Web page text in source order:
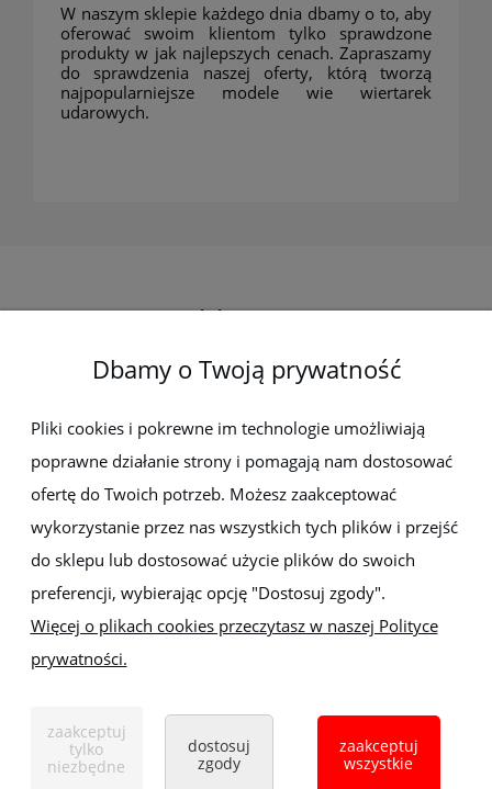
W naszym sklepie każdego dnia dbamy o to, aby
oferować swoim klientom tylko sprawdzone
produkty w jak najlepszych cenach. Zapraszamy
do sprawdzenia naszej oferty, którą tworzą
najpopularniejsze modele wie wiertarek
udarowych.
Elektro-met
Pomoc
Dostawa i płatności
Moje konto
Gwarancja i zwroty
O firmie
Handlowa 1, 35-103 Rzeszów
Tel:
+48 17 853 90 49 +48 668 191 214
Dbamy o Twoją prywatność
Pliki cookies i pokrewne im technologie umożliwiają
poprawne działanie strony i pomagają nam dostosować
ofertę do Twoich potrzeb. Możesz zaakceptować
wykorzystanie przez nas wszystkich tych plików i przejść
do sklepu lub dostosować użycie plików do swoich
preferencji, wybierając opcję "Dostosuj zgody".
Więcej o plikach cookies przeczytasz w naszej Polityce
prywatności.
zaakceptuj
tylko
niezbędne
dostosuj
zgody
zaakceptuj
wszystkie